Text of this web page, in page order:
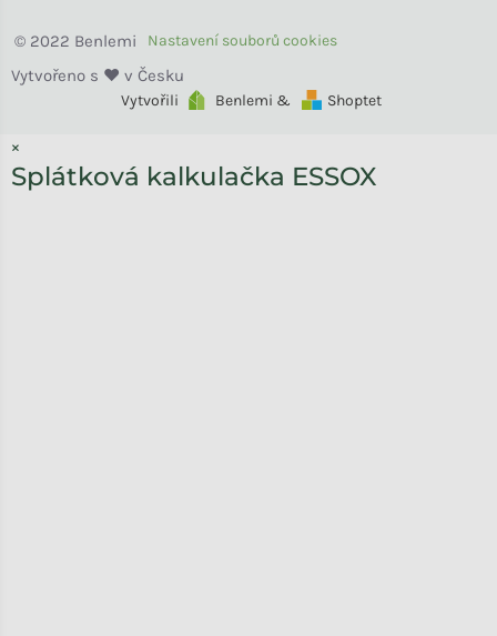
Vytvořili Benlemi & Shoptet
Benlemi
×
Splátková kalkulačka ESSOX